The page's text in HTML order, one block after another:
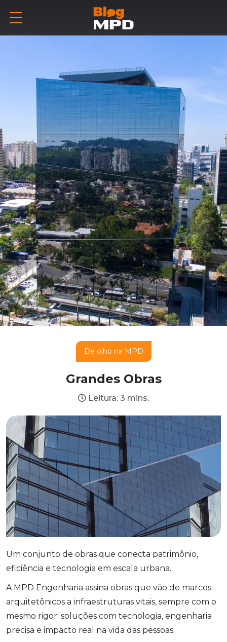
De olho na MPD
Grandes Obras
Leitura: 3 mins.
Um conjunto de obras que conecta patrimônio,
eficiência e tecnologia em escala urbana.
A MPD Engenharia assina obras que vão de marcos
arquitetônicos a infraestruturas vitais, sempre com o
mesmo rigor: soluções com tecnologia, engenharia
precisa e impacto real na vida das pessoas.